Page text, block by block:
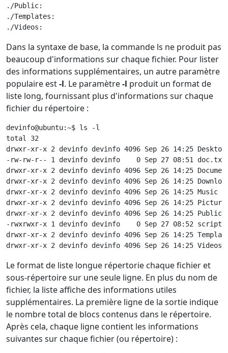
./Public:
./Templates:
./Videos:
Dans la syntaxe de base, la commande ls ne produit pas
beaucoup d'informations sur chaque fichier. Pour lister
des informations supplémentaires, un autre paramètre
populaire est-l. Le paramètre-l produit un format de
liste long, fournissant plus d'informations sur chaque
fichier du répertoire :
devinfo@ubuntu:~$ ls -l
total 32
drwxr-xr-x 2 devinfo devinfo 4096 Sep 26 14:25 Desktop
-rw-rw-r-- 1 devinfo devinfo    0 Sep 27 08:51 doc.txt
drwxr-xr-x 2 devinfo devinfo 4096 Sep 26 14:25
drwxr-xr-x 2 devinfo devinfo 4096 Sep 26 14:25
drwxr-xr-x 2 devinfo devinfo 4096 Sep 26 14:25 Music
drwxr-xr-x 2 devinfo devinfo 4096 Sep 26 14:25
drwxr-xr-x 2 devinfo devinfo 4096 Sep 26 14:25 Public
-rwxrwxr-x 1 devinfo devinfo    0 Sep 27 08:52 script
drwxr-xr-x 2 devinfo devinfo 4096 Sep 26 14:25
drwxr-xr-x 2 devinfo devinfo 4096 Sep 26 14:25 Videos
Le format de liste longue répertorie chaque fichier et
sous-répertoire sur une seule ligne. En plus du nom de
fichier, la liste affiche des informations utiles
supplémentaires. La première ligne de la sortie indique
le nombre total de blocs contenus dans le répertoire.
Après cela, chaque ligne contient les informations
suivantes sur chaque fichier (ou répertoire) :